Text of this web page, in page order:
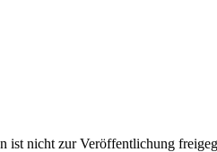
ist nicht zur Veröffentlichung